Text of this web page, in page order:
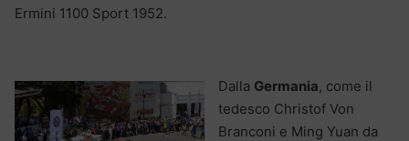
Ermini 1100 Sport 1952.
Dalla Germania, come il
tedesco Christof Von
Branconi e Ming Yuan da